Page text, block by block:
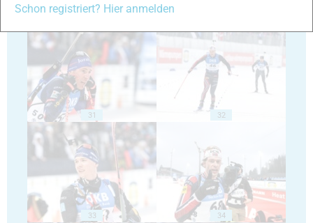
29
31 32
33 34
Schon registriert? Hier anmelden